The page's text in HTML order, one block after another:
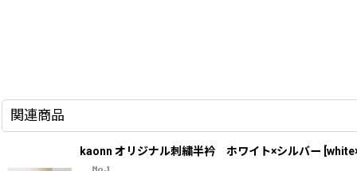
関連商品
kaonn オリジナル刺繍半衿 ホワイト×シルバー